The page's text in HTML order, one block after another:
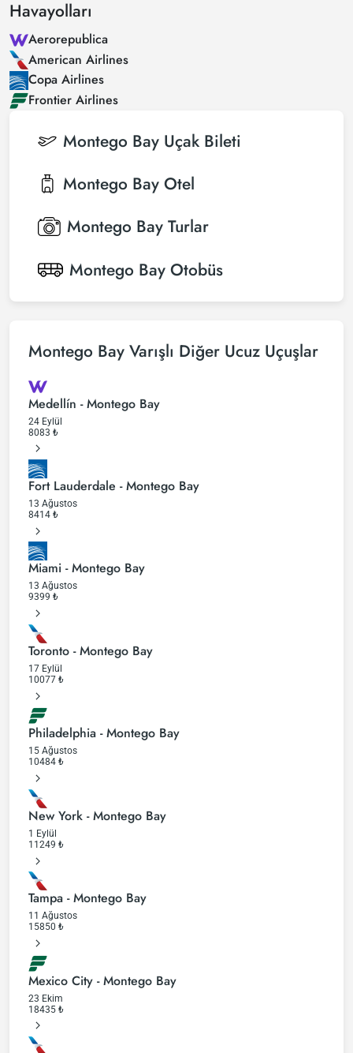
Havayolları
Aerorepublica
American Airlines
Copa Airlines
Frontier Airlines
Montego Bay Uçak Bileti
Montego Bay Otel
Montego Bay Turlar
Montego Bay Otobüs
Montego Bay Varışlı Diğer Ucuz Uçuşlar
Medellín - Montego Bay
24 Eylül
8083 ₺
Fort Lauderdale - Montego Bay
13 Ağustos
8414 ₺
Miami - Montego Bay
13 Ağustos
9399 ₺
Toronto - Montego Bay
17 Eylül
10077 ₺
Philadelphia - Montego Bay
15 Ağustos
10484 ₺
New York - Montego Bay
1 Eylül
11249 ₺
Tampa - Montego Bay
11 Ağustos
15850 ₺
Mexico City - Montego Bay
23 Ekim
18435 ₺